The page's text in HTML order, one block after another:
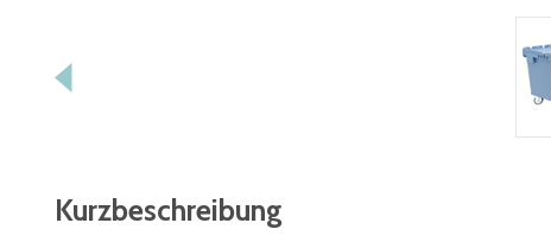
Kurzbeschreibung